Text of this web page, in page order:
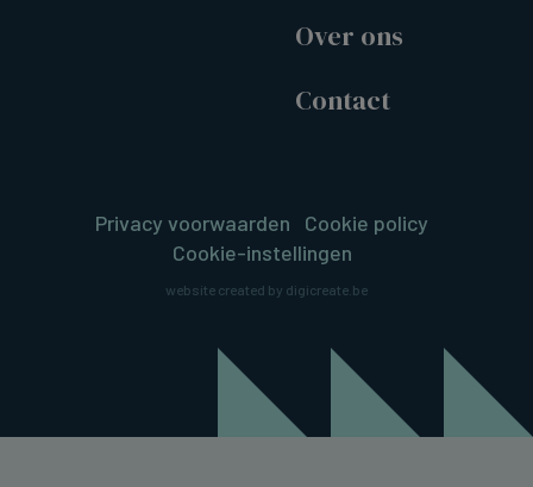
Over ons
Contact
Privacy voorwaarden
Cookie policy
Cookie-instellingen
website created by digicreate.be